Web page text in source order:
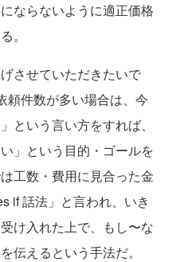
ならないように適正価格
。
させていただきたいで
頼件数が多い場合は、今
という言い方をすれば、
」という目的・ゴールを
工数・費用に見合った金
if 話法」と言われ、いき
け入れた上で、もし〜な
伝えるという手法だ。